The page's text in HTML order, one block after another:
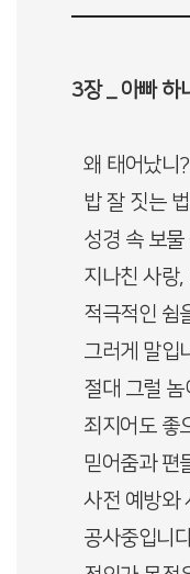
3장 _ 아빠 하
왜 태어났니
밥 잘 짓는
성경 속 보
지나친 사랑
적극적인 쉼
그러게 말입
절대 그럴
죄지어도 좋
믿어줌과 편
사전 예방와
공사중입니